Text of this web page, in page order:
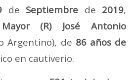
de Septiembre de 2019,
Mayor (R) José Antonio
Argentino), de 86 años de
en cautiverio.